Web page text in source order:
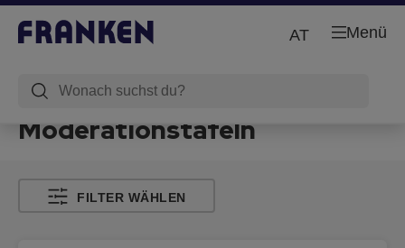
Menü
AT
Moderationstafeln
FILTER WÄHLEN